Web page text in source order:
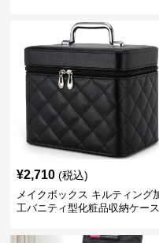
¥2,710 (税込)
メイクボックス キルティング
工バニティ型化粧品収納ケース